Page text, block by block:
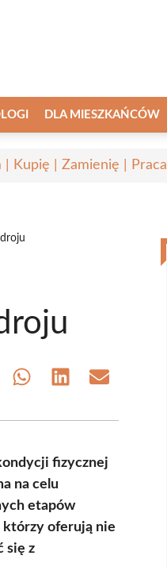
DLA MIESZKAŃCÓW
| Kupię | Zamienię | Praca
Share Share Share
fizycznej
na celu
etapów
którzy oferują nie
się z